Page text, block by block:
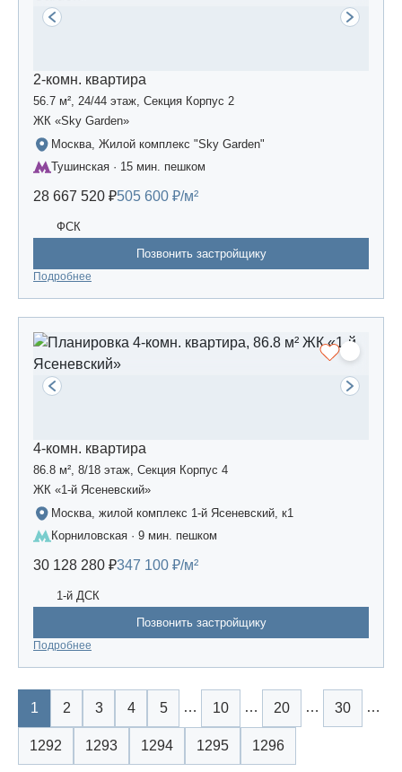
2-комн. квартира
56.7 м², 24/44 этаж, Секция Корпус 2
ЖК «Sky Garden»
Москва, Жилой комплекс "Sky Garden"
Тушинская · 15 мин. пешком
28 667 520 ₽505 600 ₽/м²
ФСК
Позвонить застройщику
Подробнее
4-комн. квартира
86.8 м², 8/18 этаж, Секция Корпус 4
ЖК «1-й Ясеневский»
Москва, жилой комплекс 1-й Ясеневский, к1
Корниловская · 9 мин. пешком
30 128 280 ₽347 100 ₽/м²
1-й ДСК
Позвонить застройщику
Подробнее
1 2 3 4 5 … 10 … 20 … 30 …
1292 1293 1294 1295 1296